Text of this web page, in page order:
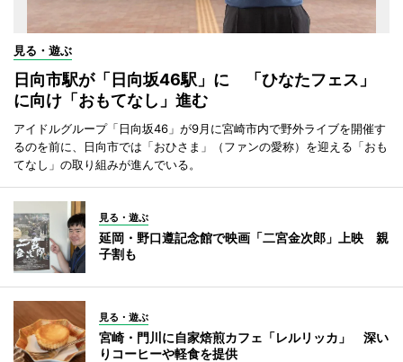
見る・遊ぶ
日向市駅が「日向坂46駅」に 「ひなたフェス」
に向け「おもてなし」進む
アイドルグループ「日向坂46」が9月に宮崎市内で野外ライブを開催す
るのを前に、日向市では「おひさま」（ファンの愛称）を迎える「おも
てなし」の取り組みが進んでいる。
見る・遊ぶ
延岡・野口遵記念館で映画「二宮金次郎」上映 親
子割も
見る・遊ぶ
宮崎・門川に自家焙煎カフェ「レルリッカ」 深い
りコーヒーや軽食を提供